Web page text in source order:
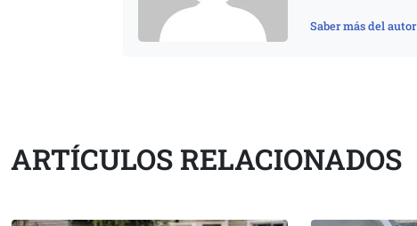
Saber más del autor
ARTÍCULOS RELACIONADOS